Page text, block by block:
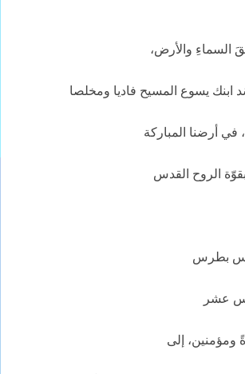
السماءِ والأرض،
ابنك يسوع المسيح فاديا ومخلصا
في أرضنا المباركة
الروح القدس
بطرس
عشر
ومؤمنين، إلى